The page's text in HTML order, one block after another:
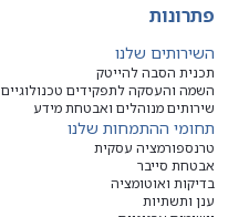
פתרונות
השירותים שלנו
תכנית הסבה להייטק
השמה והעסקה לתפקידים טכנולוגיים
שירותים מנוהלים ואבטחת מידע
תחומי ההתמחות שלנו
טרנספורמציה עסקית
אבטחת סייבר
בדיקות ואוטומציה
ענן ותשתיות